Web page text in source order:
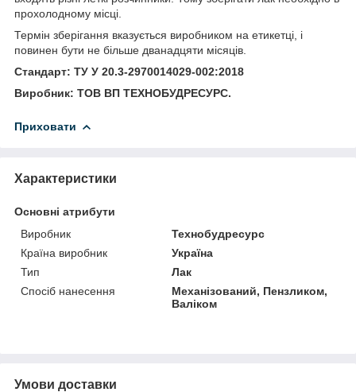
прохолодному місці.
Термін зберігання вказується виробником на етикетці, і
повинен бути не більше дванадцяти місяців.
Стандарт: ТУ У 20.3-2970014029-002:2018
Виробник: ТОВ ВП ТЕХНОБУДРЕСУРС.
Приховати
Характеристики
Основні атрибути
Виробник
Технобудресурс
Країна виробник
Україна
Тип
Лак
Спосіб нанесення
Механізований, Пензликом,
Валіком
Умови доставки